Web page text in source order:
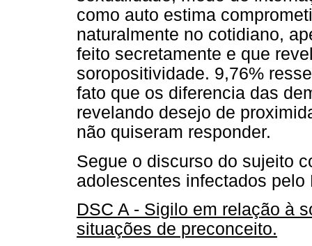
como auto estima
naturalmente no cotidiano,
feito secretamente e que
soropositividade. 9,76%
fato que os diferencia das
revelando desejo de
não quiseram responder.
Segue o discurso do sujeito
adolescentes infectados pelo
DSC A - Sigilo em relação à
situações de preconceito.